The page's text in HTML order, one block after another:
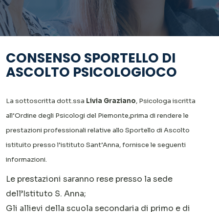
CONSENSO SPORTELLO DI
ASCOLTO PSICOLOGIOCO
La sottoscritta dott.ssa Livia Graziano, Psicologa iscritta
all’Ordine degli Psicologi del Piemonte,prima di rendere le
prestazioni professionali relative allo Sportello di Ascolto
istituito presso l’istituto Sant’Anna, fornisce le seguenti
informazioni.
Le prestazioni saranno rese presso la sede
dell’Istituto S. Anna;
Gli allievi della scuola secondaria di primo e di